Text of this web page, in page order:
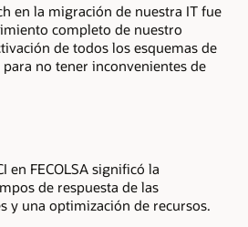
en la migración de nuestra IT fue
completo de nuestro
de todos los esquemas de
no tener inconvenientes de
en FECOLSA significó la
de respuesta de las
y una optimización de recursos.